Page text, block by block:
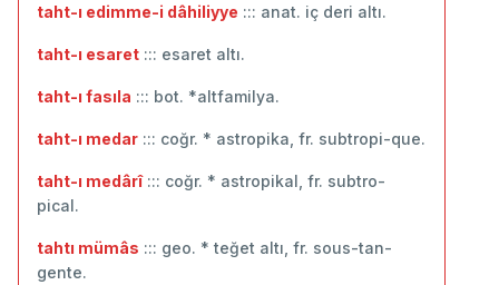
taht-ı edimme-i dâhiliyye ::: anat. iç deri altı.
taht-ı esaret ::: esaret altı.
taht-ı fasıla ::: bot. *altfamilya.
taht-ı medar ::: coğr. * astropika, fr. subtropi-que.
taht-ı medârî::: coğr. * astropikal, fr. subtro-
pical.
tahtı mümâs ::: geo. * teğet altı, fr. sous-tan-
gente.